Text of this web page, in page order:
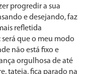
progredir a sua
e desejando, faz
refletida
que o meu modo
não está fixo e
orgulhosa de até
tateia, fica parado na